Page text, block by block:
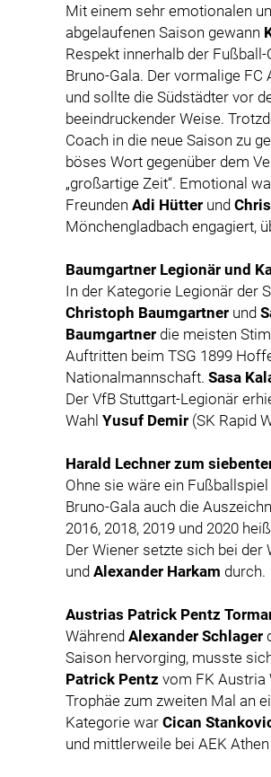
Mit einem sehr emotionalen
abgelaufenen Saison gewann
Respekt innerhalb der
Bruno-Gala. Der vormalige
und sollte die Südstädter vor
beeindruckender Weise.
Coach in die neue Saison zu
böses Wort gegenüber dem
„großartige Zeit“. Emotional
Freunden Adi Hütter und
Mönchengladbach engagiert,
Baumgartner Legionär und
In der Kategorie Legionär der
Christoph Baumgartner und
Baumgartner die meisten
Auftritten beim TSG 1899
Nationalmannschaft. Sasa
Der VfB Stuttgart-Legionär
Wahl Yusuf Demir (SK Rapid
Harald Lechner zum
Ohne sie wäre ein
Bruno-Gala auch die
2016, 2018, 2019 und 2020
Der Wiener setzte sich bei der
und Alexander Harkam durch.
Austrias Patrick Pentz
Während Alexander Schlager
Saison hervorging, musste
Patrick Pentz vom FK Austria
Trophäe zum zweiten Mal an
Kategorie war Cican
und mittlerweile bei AEK